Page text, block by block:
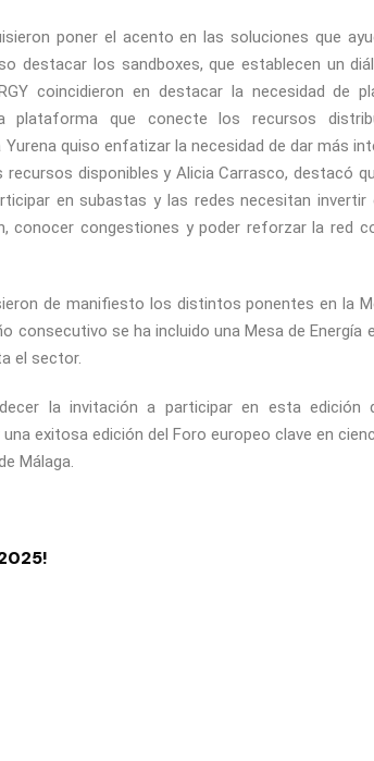
poner el acento en las soluciones que
destacar los sandboxes, que establecen un
coincidieron en destacar la necesidad de
plataforma que conecte los recursos
quiso enfatizar la necesidad de dar más
disponibles y Alicia Carrasco, destacó
en subastas y las redes necesitan
conocer congestiones y poder reforzar la red
de manifiesto los distintos ponentes en la
consecutivo se ha incluido una Mesa de Energía
el sector.
la invitación a participar en esta
exitosa edición del Foro europeo clave en
Málaga.